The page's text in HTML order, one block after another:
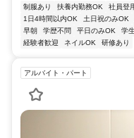
制服あり 扶養内勤務OK 社員登
1日4時間以内OK
土日祝のみOK
早朝
学歴不問 平日のみOK 学
経験者歓迎
ネイルOK 研修あり
アルバイト・パート